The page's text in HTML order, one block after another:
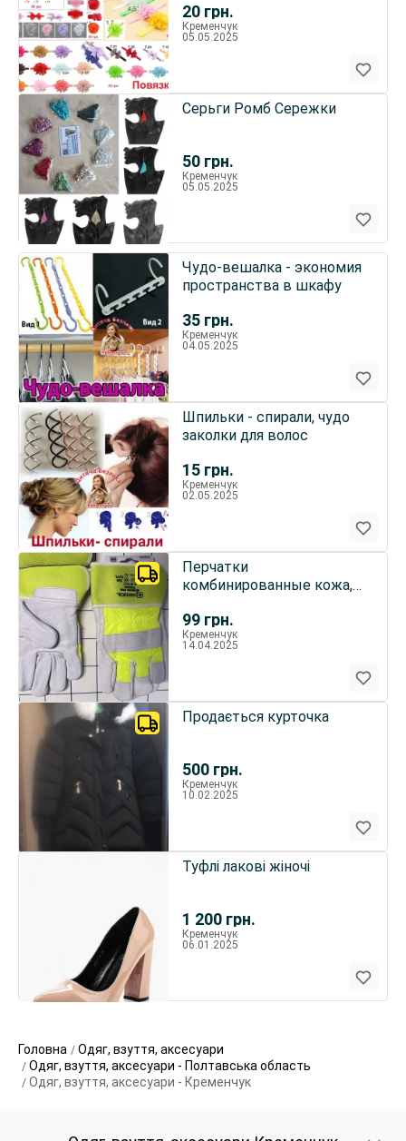
20 грн.
Кременчук
05.05.2025
50 грн.
Серьги Ромб Сережки
Кременчук
05.05.2025
35 грн.
Чудо-вешалка - экономия
пространства в шкафу
Кременчук
04.05.2025
15 грн.
Шпильки - спирали, чудо
заколки для волос
Кременчук
02.05.2025
99 грн.
Перчатки
комбинированные кожа,
Germany
Кременчук
14.04.2025
500 грн.
Продається курточка
Кременчук
10.02.2025
1 200 грн.
Туфлі лакові жіночі
Кременчук
06.01.2025
Головна
Одяг, взуття, аксесуари
Одяг, взуття, аксесуари - Полтавська область
Одяг, взуття, аксесуари - Кременчук